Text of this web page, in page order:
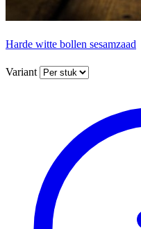
Harde witte bollen sesamzaad
Variant